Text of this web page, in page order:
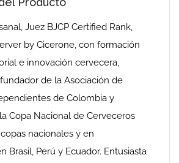
Juez BJCP Certified Rank,
by Cicerone, con formación
e innovación cervecera,
de la Asociación de
de Colombia y
Copa Nacional de Cerveceros
nacionales y en
Brasil, Perú y Ecuador. Entusiasta